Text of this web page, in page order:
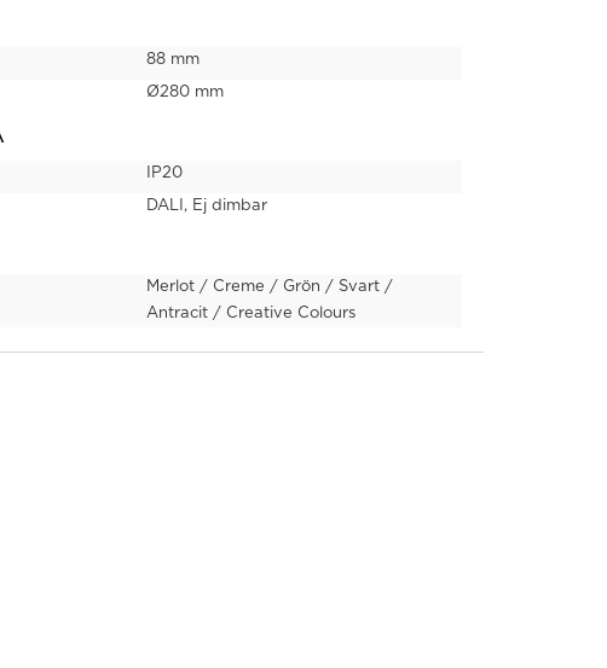
88 mm
Ø280 mm
IP20
DALI, Ej dimbar
Merlot / Creme / Grön / Svart /
Antracit / Creative Colours